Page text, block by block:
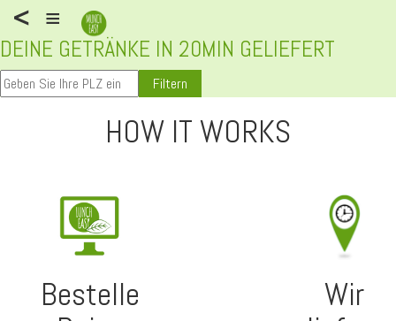
< ≡
DEINE GETRÄNKE IN 20MIN GELIEFERT
Filtern
HOW IT WORKS
Bestelle
Wir